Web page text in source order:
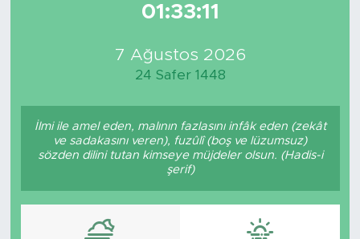
01:33:11
7 Ağustos 2026
24 Safer 1448
İlmi ile amel eden, malının fazlasını infâk eden (zekât
ve sadakasını veren), fuzûlî (boş ve lüzumsuz)
sözden dilini tutan kimseye müjdeler olsun. (Hadis-i
şerif)